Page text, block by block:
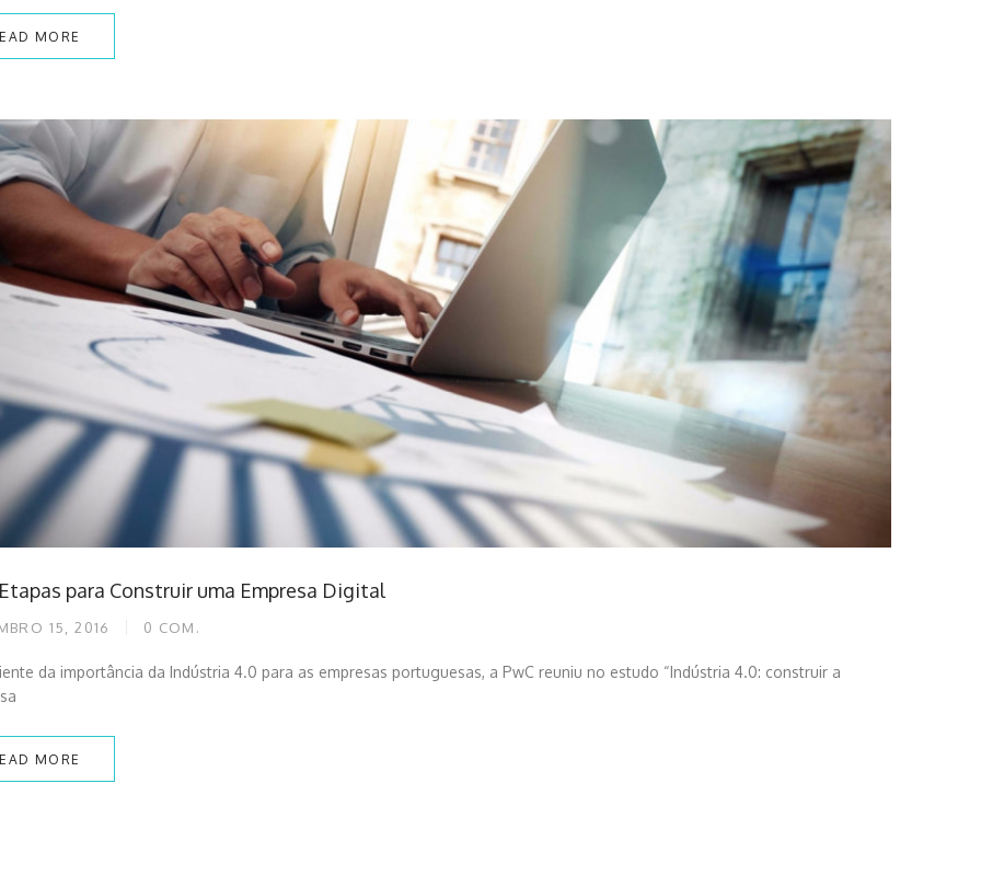
MORE
para Construir uma Empresa Digital
15, 2016 0 COM.
da importância da Indústria 4.0 para as empresas portuguesas, a PwC reuniu no estudo “Indústria 4.0: construir a
MORE